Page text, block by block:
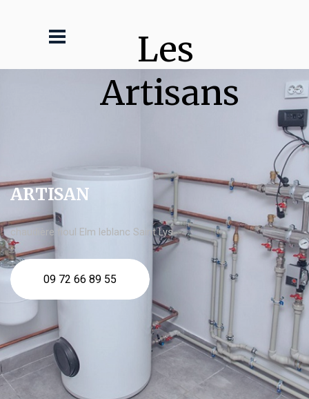
Les
Artisans
ARTISAN
chaudière fioul Elm leblanc Saint Lys
09 72 66 89 55